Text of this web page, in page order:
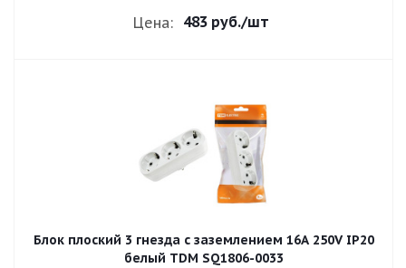
Цена: 483 руб./шт
Блок плоский 3 гнезда с заземлением 16A 250V IP20
белый TDM SQ1806-0033